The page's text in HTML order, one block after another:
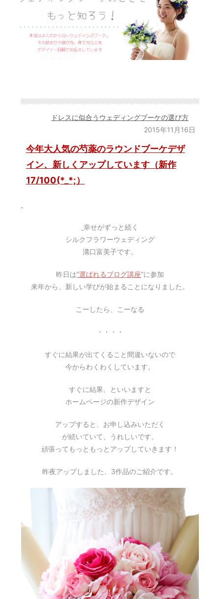
ドレスに似合うウェディングブーケの選び方
2015年11月16日
今年大人気の芍薬のラウンドブーケデザ
イン、新しくアップしています（新作
17/100(*_*;）
幸せがずっと続く
シルクフラワーウェディング
溝口富美子です。
昨日は”選ばれるブログ講座”に参加
来年から、新しい学びが始まることになりました。
こーしたら、こーなる
・・・・
すぐに結果が出てくること間違いないので
今からわくわくしています。
すぐに結果、といいますと
ホームページの新作デザイン
アップすると、お申し込みいただく
が続いていて、うれしいです。
頑張ってもっともっとアップしていきます！
昨夜アップしました、3作品のご紹介です。